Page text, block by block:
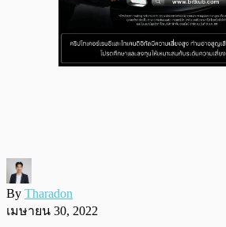
By Tharadon
เมษายน 30, 2022